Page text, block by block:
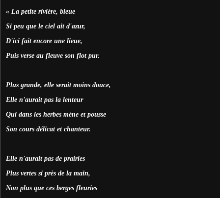
« La petite rivière, bleue
Si peu que le ciel ait d'azur,
D'ici fait encore une lieue,
Puis verse au fleuve son flot pur.
Plus grande, elle serait moins douce,
Elle n'aurait pas la lenteur
Qui dans les herbes mène et pousse
Son cours délicat et chanteur.
Elle n'aurait pas de prairies
Plus vertes si près de la main,
Non plus que ces berges fleuries